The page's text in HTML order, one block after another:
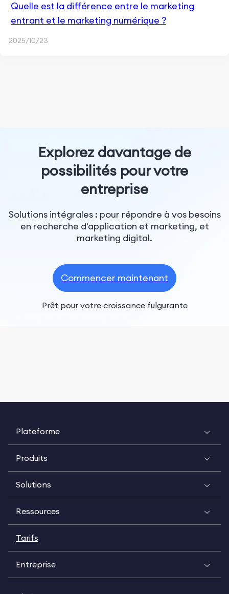
Quelle est la différence entre le marketing
entrant et le marketing numérique ?
2025/10/23
Explorez davantage de
possibilités pour votre
entreprise
Solutions intégrales : pour répondre à vos besoins
en recherche d'application et marketing, et
marketing digital.
Commencer maintenant
Prêt pour votre croissance fulgurante
Plateforme
Produits
Solutions
Ressources
Tarifs
Entreprise